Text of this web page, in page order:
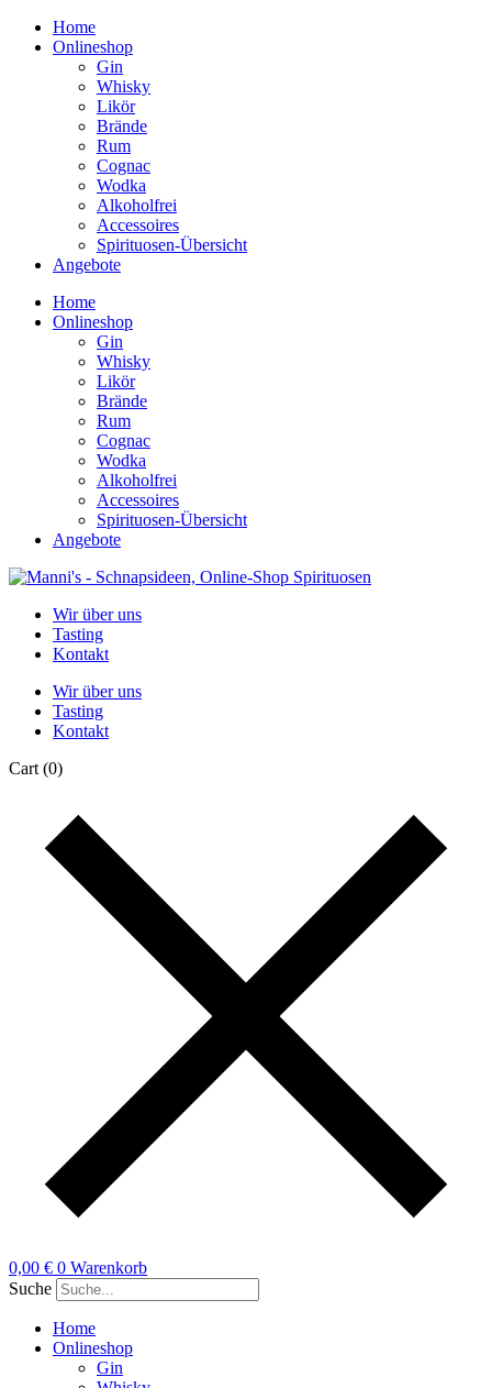
Home
Onlineshop
Gin
Whisky
Likör
Brände
Rum
Cognac
Wodka
Alkoholfrei
Accessoires
Spirituosen-Übersicht
Angebote
Home
Onlineshop
Gin
Whisky
Likör
Brände
Rum
Cognac
Wodka
Alkoholfrei
Accessoires
Spirituosen-Übersicht
Angebote
Wir über uns
Tasting
Kontakt
Wir über uns
Tasting
Kontakt
Cart (0)
0,00 € 0 Warenkorb
Suche
Home
Onlineshop
Gin